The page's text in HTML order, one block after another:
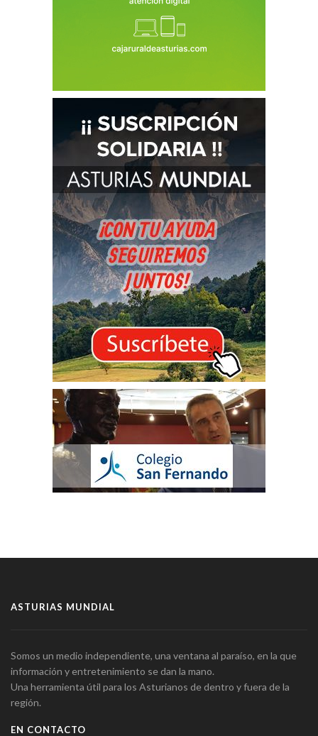
ASTURIAS MUNDIAL
Somos un medio independiente, una ventana al paraíso, en la que
información y entretenimiento se dan la mano.
Una herramienta útil para los Asturianos de dentro y fuera de la
región.
EN CONTACTO